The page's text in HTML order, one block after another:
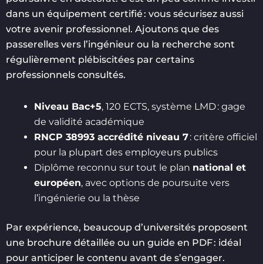
dans un équipement certifié : vous sécurisez aussi
votre avenir professionnel. Ajoutons que des
passerelles vers l’ingénieur ou la recherche sont
régulièrement plébiscitées par certains
professionnels consultés.
Niveau Bac+5, 120 ECTS, système LMD : gage
de validité académique
RNCP 38993 accrédité niveau 7: critère officiel
pour la plupart des employeurs publics
Diplôme reconnu sur tout le plan national et
européen, avec options de poursuite vers
l’ingénierie ou la thèse
Par expérience, beaucoup d’universités proposent
une brochure détaillée ou un guide en PDF : idéal
pour anticiper le contenu avant de s’engager.